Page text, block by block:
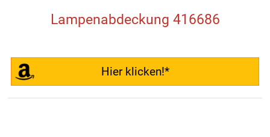
Lampenabdeckung 416686
Hier klicken!*